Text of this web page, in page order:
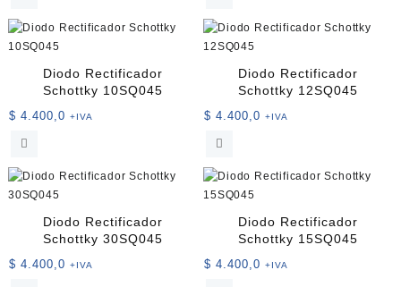
Diodo Rectificador
Schottky 10SQ045
$ 4.400,0 +IVA
Diodo Rectificador
Schottky 12SQ045
$ 4.400,0 +IVA
Diodo Rectificador
Schottky 30SQ045
$ 4.400,0 +IVA
Diodo Rectificador
Schottky 15SQ045
$ 4.400,0 +IVA